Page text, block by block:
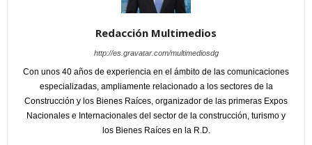
Redacción Multimedios
http://es.gravatar.com/multimediosdg
Con unos 40 años de experiencia en el ámbito de las comunicaciones
especializadas, ampliamente relacionado a los sectores de la
Construcción y los Bienes Raíces, organizador de las primeras Expos
Nacionales e Internacionales del sector de la construcción, turismo y
los Bienes Raíces en la R.D.